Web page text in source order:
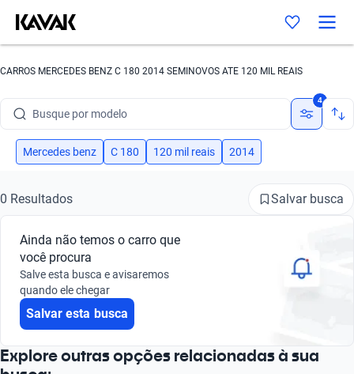
CARROS MERCEDES BENZ C 180 2014 SEMINOVOS ATE 120 MIL REAIS
Busque por modelo
Busque por versão
Busque por marca
Busque por modelo
Busque por versão
4
Mercedes benz C 180 120 mil reais 2014
0 Resultados Salvar busca
Ainda não temos o carro que
você procura
Salve esta busca e avisaremos
quando ele chegar
Salvar esta busca
Explore outras opções relacionadas à sua